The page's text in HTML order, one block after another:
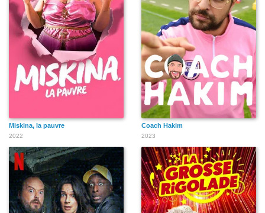
Miskina, la pauvre
2022
Coach Hakim
2023